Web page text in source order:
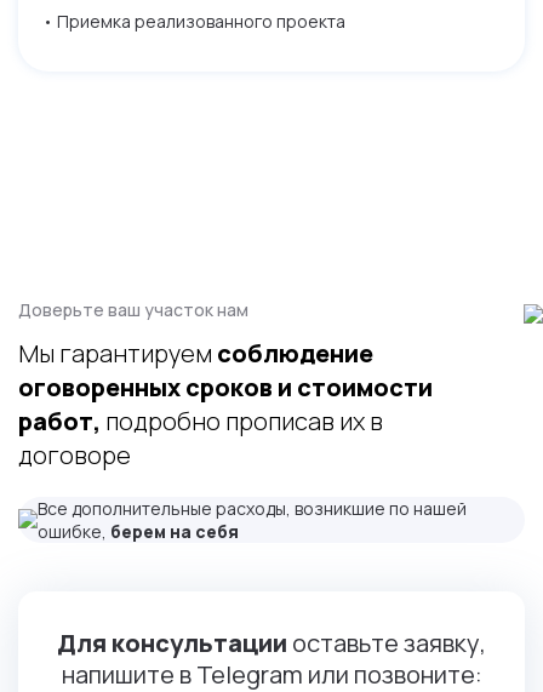
• Приемка реализованного проекта
Доверьте ваш участок нам
Мы гарантируем соблюдение
оговоренных сроков и стоимости
работ, подробно прописав их в
договоре
Все дополнительные расходы, возникшие по нашей
ошибке, берем на себя
Для консультации оставьте заявку,
напишите в Telegram или позвоните: